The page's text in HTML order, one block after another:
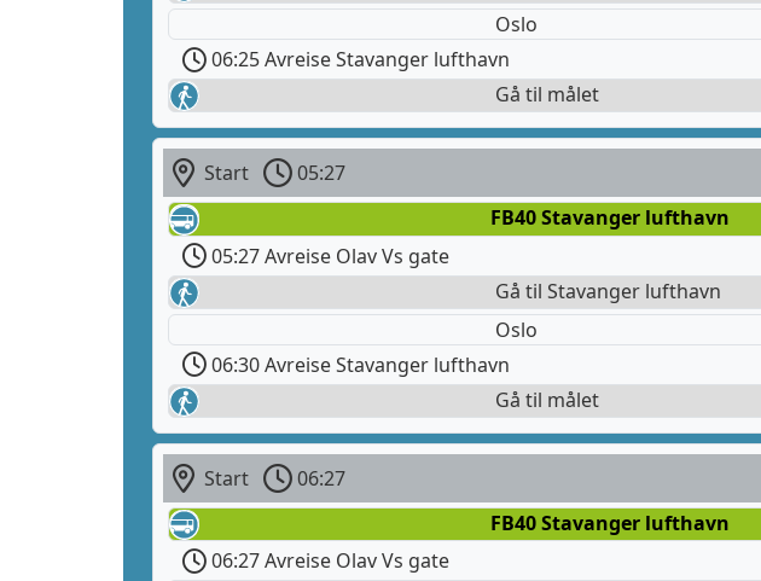
Oslo
06:25 Avreise Stavanger lufthavn
Gå til målet
Start 05:27
FB40 Stavanger lufthavn
05:27 Avreise Olav Vs gate
Gå til Stavanger lufthavn
Oslo
06:30 Avreise Stavanger lufthavn
Gå til målet
Start 06:27
FB40 Stavanger lufthavn
06:27 Avreise Olav Vs gate